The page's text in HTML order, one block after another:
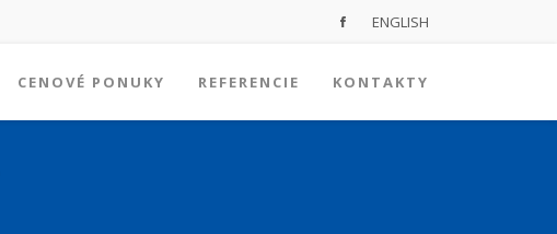
ENGLISH
CENOVÉ PONUKY REFERENCIE KONTAKTY